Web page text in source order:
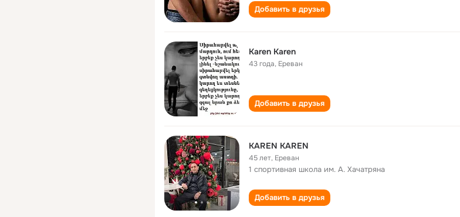
Добавить в друзья
Karen Karen
43 года, Ереван
Добавить в друзья
KAREN KAREN
45 лет, Ереван
1 спортивная школа им. А. Хачатряна
Добавить в друзья